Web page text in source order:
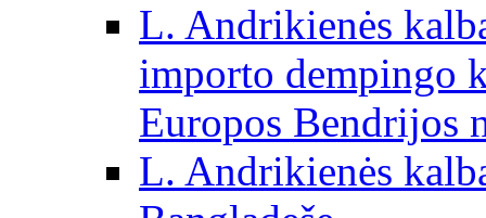
L. Andrikienės
importo dempingo
Europos Bendrijos
L. Andrikienės